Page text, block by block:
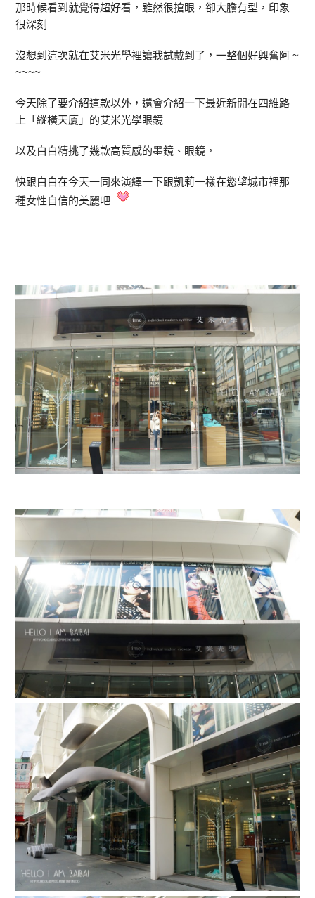
那時候看到就覺得超好看，雖然很搶眼，卻大膽有型，印象
很深刻
沒想到這次就在艾米光學裡讓我試戴到了，一整個好興奮阿 ~
~~~~
今天除了要介紹這款以外，還會介紹一下最近新開在四維路
上「縱橫天廈」的艾米光學眼鏡
以及白白精挑了幾款高質感的墨鏡、眼鏡，
快跟白白在今天一同來演繹一下跟凱莉一樣在慾望城市裡那
種女性自信的美麗吧